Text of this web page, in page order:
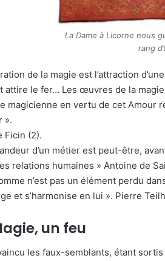
La Dame à Licorne nous
rang
de la magie est l’attraction
attire le fer… Les œuvres de la
magicienne en vertu de cet Amour
».
Ficin (2).
d’un métier est peut-être,
relations humaines » Antoine de
n’est pas un élément perdu
et s’harmonise en lui ». Pierre
un feu
les faux-semblants, étant